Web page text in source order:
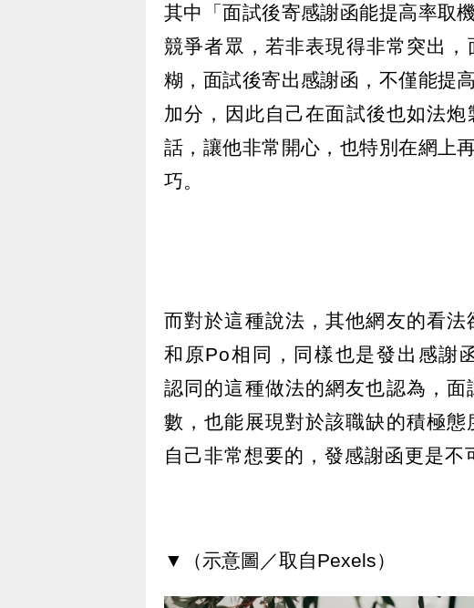
其中「面試後寄感謝函能提高率取
競爭者眾，若非表現得非常突出
糊，面試後寄出感謝函，不僅能提
加分，因此自己在面試後也如法
話，讓他非常開心，也特別在網上
巧。
而對於這種說法，其他網友的看
和原Po相同，同樣也是發出感謝
認同的這種做法的網友也認為，
數，也能展現對於該職缺的積極
自己非常想要的，發感謝函更是不
▼（示意圖／取自Pexels）